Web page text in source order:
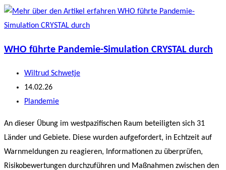
WHO führte Pandemie-Simulation CRYSTAL durch
Beitrags-
Autor:
Wiltrud Schwetje
Beitrag
veröffentlicht:
14.02.26
Beitrags-
Plandemie
An dieser Übung im westpazifischen Raum beteiligten sich 31
Länder und Gebiete. Diese wurden aufgefordert, in Echtzeit auf
Warnmeldungen zu reagieren, Informationen zu überprüfen,
Risikobewertungen durchzuführen und Maßnahmen zwischen den